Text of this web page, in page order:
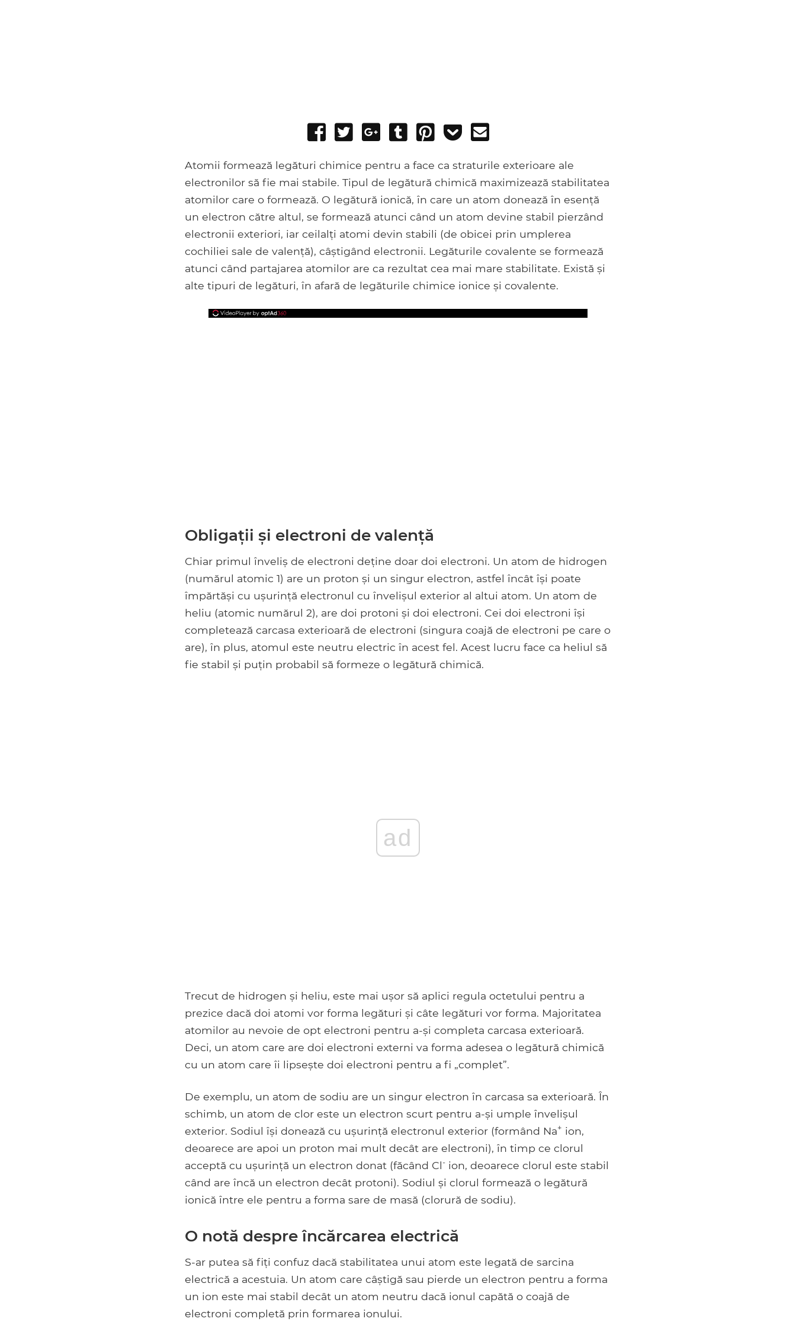
Share
Facebook
Tweet
Share
Google+
Post
Tumblr
Pin
Add
Pocket
Atomii formează legături chimice pentru a face ca straturile exterioare ale
electronilor să fie mai stabile. Tipul de legătură chimică maximizează stabilitatea
atomilor care o formează. O legătură ionică, în care un atom donează în esență
un electron către altul, se formează atunci când un atom devine stabil pierzând
electronii exteriori, iar ceilalți atomi devin stabili (de obicei prin umplerea
cochiliei sale de valență), câștigând electronii. Legăturile covalente se formează
atunci când partajarea atomilor are ca rezultat cea mai mare stabilitate. Există și
alte tipuri de legături, în afară de legăturile chimice ionice și covalente.
Obligații și electroni de valență
Chiar primul înveliș de electroni deține doar doi electroni. Un atom de hidrogen
(numărul atomic 1) are un proton și un singur electron, astfel încât își poate
împărtăși cu ușurință electronul cu învelișul exterior al altui atom. Un atom de
heliu (atomic numărul 2), are doi protoni și doi electroni. Cei doi electroni își
completează carcasa exterioară de electroni (singura coajă de electroni pe care o
are), în plus, atomul este neutru electric în acest fel. Acest lucru face ca heliul să
fie stabil și puțin probabil să formeze o legătură chimică.
ad
Trecut de hidrogen și heliu, este mai ușor să aplici regula octetului pentru a
prezice dacă doi atomi vor forma legături și câte legături vor forma. Majoritatea
atomilor au nevoie de opt electroni pentru a-și completa carcasa exterioară.
Deci, un atom care are doi electroni externi va forma adesea o legătură chimică
cu un atom care îi lipsește doi electroni pentru a fi „complet”.
De exemplu, un atom de sodiu are un singur electron în carcasa sa exterioară. În
schimb, un atom de clor este un electron scurt pentru a-și umple învelișul
exterior. Sodiul își donează cu ușurință electronul exterior (formând Na+ ion,
deoarece are apoi un proton mai mult decât are electroni), în timp ce clorul
acceptă cu ușurință un electron donat (făcând Cl- ion, deoarece clorul este stabil
când are încă un electron decât protoni). Sodiul și clorul formează o legătură
ionică între ele pentru a forma sare de masă (clorură de sodiu).
O notă despre încărcarea electrică
S-ar putea să fiți confuz dacă stabilitatea unui atom este legată de sarcina
electrică a acestuia. Un atom care câștigă sau pierde un electron pentru a forma
un ion este mai stabil decât un atom neutru dacă ionul capătă o coajă de
electroni completă prin formarea ionului.